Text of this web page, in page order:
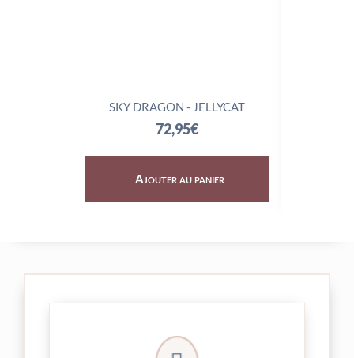
SKY DRAGON - JELLYCAT
72,95€
Ajouter au panier